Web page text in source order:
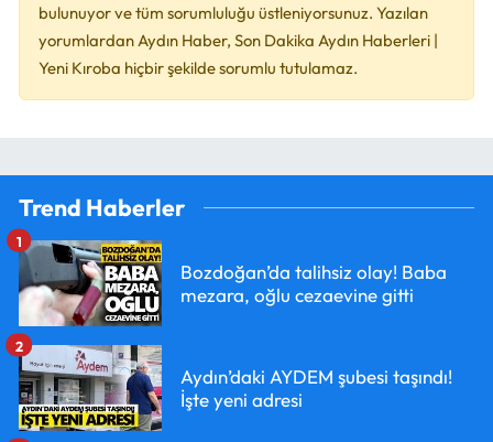
bulunuyor ve tüm sorumluluğu üstleniyorsunuz. Yazılan
yorumlardan Aydın Haber, Son Dakika Aydın Haberleri |
Yeni Kıroba hiçbir şekilde sorumlu tutulamaz.
Trend Haberler
Bozdoğan’da talihsiz olay! Baba
mezara, oğlu cezaevine gitti
1
Aydın’daki AYDEM şubesi taşındı!
İşte yeni adresi
2